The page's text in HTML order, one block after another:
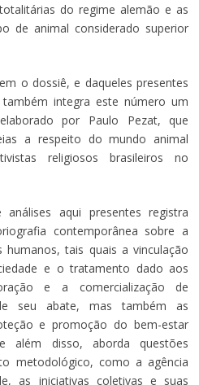
do regime alemão e as
de animal considerado superior
o dossiê, e daqueles presentes
integra este número um
por Paulo Pezat, que
a respeito do mundo animal
religiosos brasileiros no
aqui presentes registra
contemporânea sobre a
tais quais a vinculação
e o tratamento dado aos
e a comercialização de
seu abate, mas também as
e promoção do bem-estar
além disso, aborda questões
metodológico, como a agência
as iniciativas coletivas e suas